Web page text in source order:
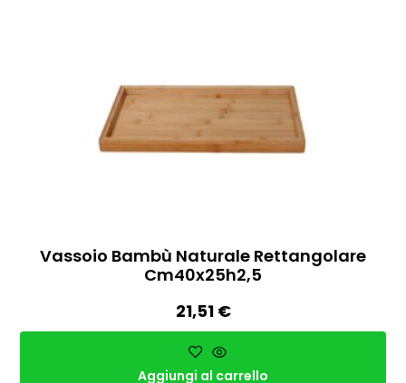
Vassoio Bambù Naturale Rettangolare
Cm40x25h2,5
21,51 €
Aggiungi al carrello